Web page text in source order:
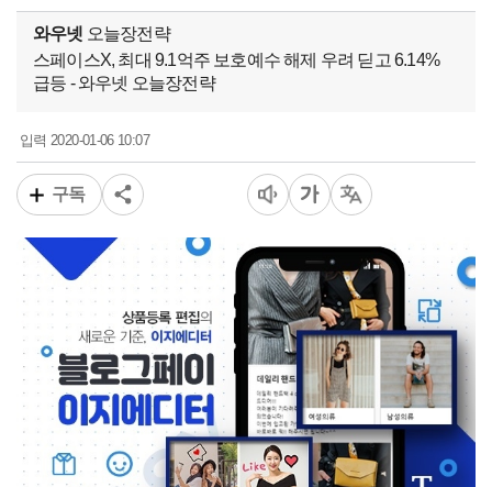
와우넷 오늘장전략
스페이스X, 최대 9.1억주 보호예수 해제 우려 딛고 6.14%
급등 - 와우넷 오늘장전략
입력2020-01-06 10:07
구독